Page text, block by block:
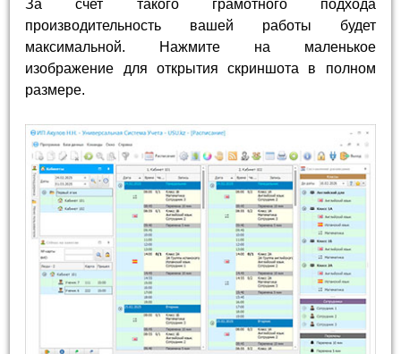
За счет такого грамотного подхода
производительность вашей работы будет
максимальной. Нажмите на маленькое
изображение для открытия скриншота в полном
размере.